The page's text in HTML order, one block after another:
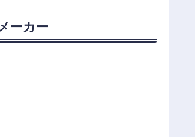
ーカー